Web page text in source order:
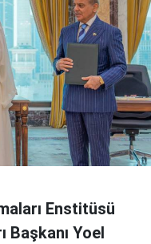
Enstitüsü
Başkanı Yoel